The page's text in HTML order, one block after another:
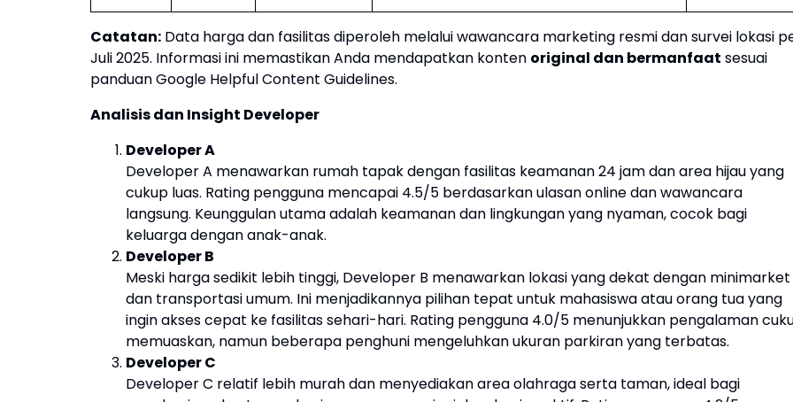
Catatan: Data harga dan fasilitas diperoleh melalui wawancara marketing resmi dan survei lokasi
Juli 2025. Informasi ini memastikan Anda mendapatkan konten original dan bermanfaat sesuai
panduan Google Helpful Content Guidelines.
Analisis dan Insight Developer
Developer A
Developer A menawarkan rumah tapak dengan fasilitas keamanan 24 jam dan area hijau yang
cukup luas. Rating pengguna mencapai 4.5/5 berdasarkan ulasan online dan wawancara
langsung. Keunggulan utama adalah keamanan dan lingkungan yang nyaman, cocok bagi
keluarga dengan anak-anak.
Developer B
Meski harga sedikit lebih tinggi, Developer B menawarkan lokasi yang dekat dengan minimarket
dan transportasi umum. Ini menjadikannya pilihan tepat untuk mahasiswa atau orang tua yang
ingin akses cepat ke fasilitas sehari-hari. Rating pengguna 4.0/5 menunjukkan pengalaman
memuaskan, namun beberapa penghuni mengeluhkan ukuran parkiran yang terbatas.
Developer C
Developer C relatif lebih murah dan menyediakan area olahraga serta taman, ideal bagi